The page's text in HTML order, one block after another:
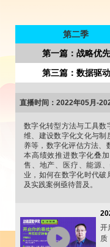
第二季
第一篇：战略优先
第三篇：数据驱动
直播时间：2022年05月-
数字化转型方法与工具数
维、建设数字化文化与制
养等，数字化评估方法、
本高绩效推进数字化叠
售、地产、医疗、能源
业，如何在数字化时代破
及实践案例亟待普及。
开
质